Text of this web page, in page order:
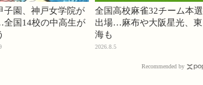
子園、神戸女学院が
国14校の中高生が
全国高校麻雀32チーム本選
出場…麻布や大阪星光、東
海も
2026.8.5
Recommended by